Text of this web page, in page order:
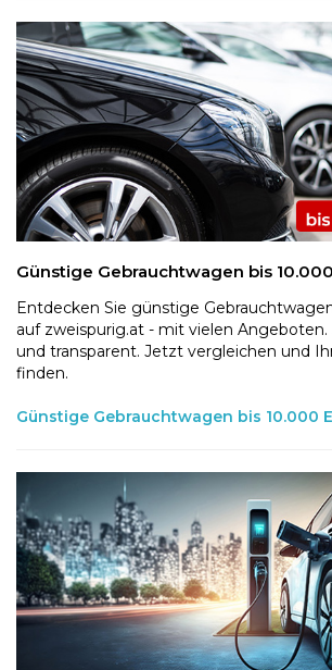
Günstige Gebrauchtwagen bis
Entdecken Sie günstige
auf zweispurig.at - mit vielen
und transparent. Jetzt vergleichen und
finden.
Günstige Gebrauchtwagen bis 10.000